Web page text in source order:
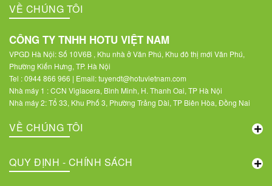
VỀ CHÚNG TÔI
CÔNG TY TNHH HOTU VIỆT NAM
VPGD Hà Nội: Số 10V6B , Khu nhà ở Văn Phú, Khu đô thị mới Văn Phú,
Phường Kiến Hưng, TP. Hà Nội
Tel : 0944 866 966 | Email: tuyendt@hotuvietnam.com
Nhà máy 1 : CCN Viglacera, Bình Minh, H. Thanh Oai, TP Hà Nội
Nhà máy 2: Tổ 33, Khu Phố 3, Phường Trảng Dài, TP Biên Hòa, Đồng Nai
VỀ CHÚNG TÔI
QUY ĐỊNH - CHÍNH SÁCH